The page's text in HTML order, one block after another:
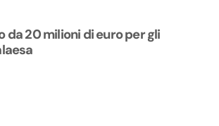
da 20 milioni di euro per gli